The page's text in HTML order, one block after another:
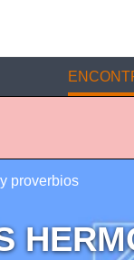
proverbios